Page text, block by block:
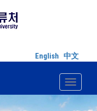
English 中文
Toggle